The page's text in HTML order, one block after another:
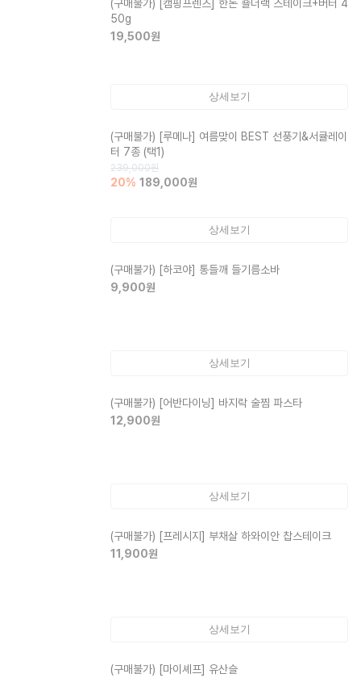
(구매불가) [캠핑프렌즈] 한돈 숄더랙 스테이크+버터 4
50g
19,500원
상세보기
(구매불가) [루메나] 여름맞이 BEST 선풍기&서큘레이
터 7종 (택1)
239,000원
20% 189,000원
상세보기
(구매불가) [하코야] 통들깨 들기름소바
9,900원
상세보기
(구매불가) [어반다이닝] 바지락 술찜 파스타
12,900원
상세보기
(구매불가) [프레시지] 부채살 하와이안 찹스테이크
11,900원
상세보기
(구매불가) [마이셰프] 유산슬